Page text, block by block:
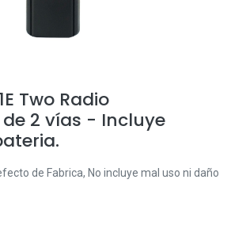
Two Radio
2 vías - Incluye
de Fabrica, No incluye mal uso ni daño